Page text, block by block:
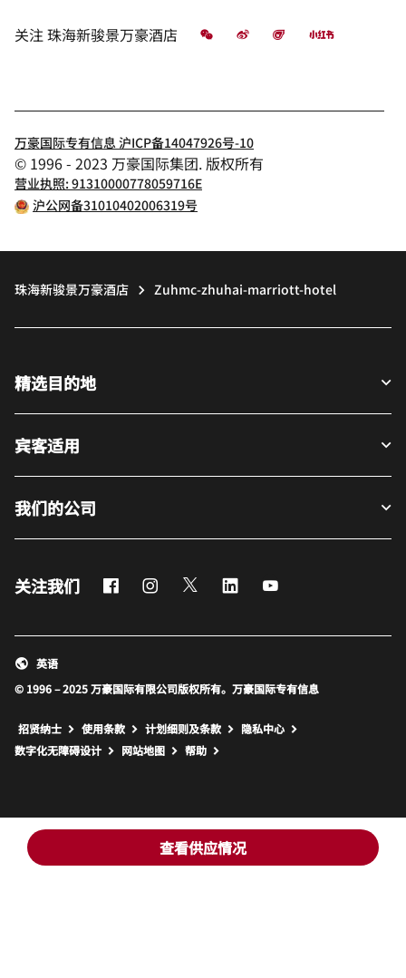
查看供应情况
关注珠海新骏景万豪酒店 微信 微博 飞猪 小红书
万豪国际专有信息 沪ICP备14047926号-10
© 1996 - 2023 万豪国际集团. 版权所有
营业执照: 91310000778059716E
沪公网备31010402006319号
珠海新骏景万豪酒店 Zuhmc-zhuhai-marriott-hotel
精选目的地
宾客适用
我们的公司
关注我们 FacebookInstagram
Twitter LinkedIn
© 1996 – 2025 万豪国际有限公司版权所有。万豪国际专有信息
英语
招贤纳士 使用条款 计划细则及条款
隐私中心
数字化无障碍设计
网站地图 打开新窗口
帮助